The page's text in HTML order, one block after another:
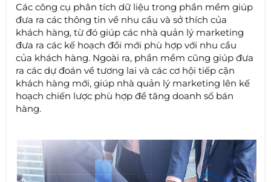
Các công cụ phân tích dữ liệu trong phần mềm giúp
đưa ra các thông tin về nhu cầu và sở thích của
khách hàng, từ đó giúp các nhà quản lý marketing
đưa ra các kế hoạch đổi mới phù hợp với nhu cầu
của khách hàng. Ngoài ra, phần mềm cũng giúp đưa
ra các dự đoán về tương lai và các cơ hội tiếp cận
khách hàng mới, giúp nhà quản lý marketing lên kế
hoạch chiến lược phù hợp để tăng doanh số bán
hàng.